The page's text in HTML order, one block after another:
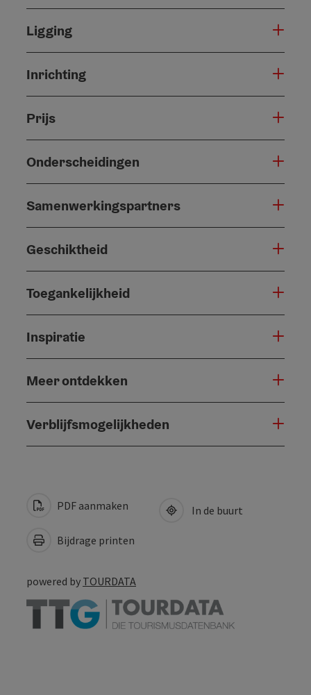
Ligging
Inrichting
Prijs
Onderscheidingen
Samenwerkingspartners
Geschiktheid
Toegankelijkheid
Inspiratie
Meer ontdekken
Verblijfsmogelijkheden
PDF aanmaken
Bijdrage printen
In de buurt
powered by TOURDATA